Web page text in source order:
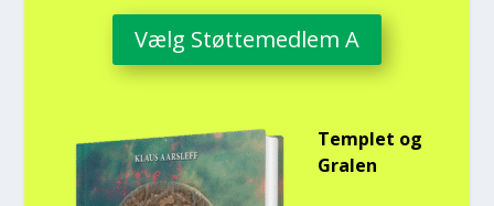
Vælg Støt­te­med­lem A
Temp­let og
Gra­len